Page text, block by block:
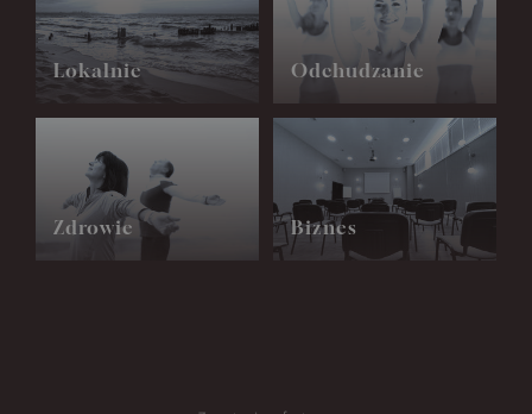
Lokalnie Odchudzanie
Zdrowie Biznes